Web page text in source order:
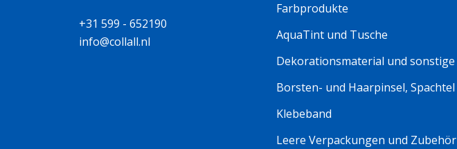
+31 599 - 652190
info@collall.nl
Farbprodukte
AquaTint und Tusche
Dekorationsmaterial und sonstige
Borsten- und Haarpinsel, Spachtel
Klebeband
Leere Verpackungen und Zubehör